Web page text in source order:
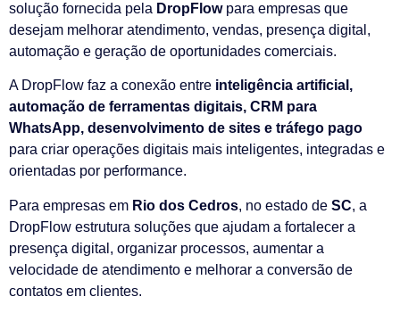
solução fornecida pela DropFlowpara empresas que
desejam melhorar atendimento, vendas, presença digital,
automação e geração de oportunidades comerciais.
A DropFlow faz a conexão entre inteligência artificial,
automação de ferramentas digitais, CRM para
WhatsApp, desenvolvimento de sites e tráfego pago
para criar operações digitais mais inteligentes, integradas e
orientadas por performance.
Para empresas em Rio dos Cedros, no estado de SC, a
DropFlow estrutura soluções que ajudam a fortalecer a
presença digital, organizar processos, aumentar a
velocidade de atendimento e melhorar a conversão de
contatos em clientes.